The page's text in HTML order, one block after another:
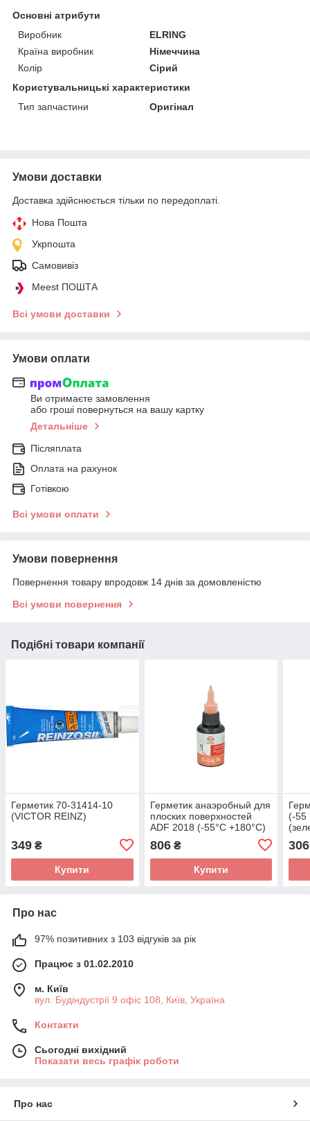
Основні атрибути
Виробник
ELRING
Країна виробник
Німеччина
Колір
Сірий
Користувальницькі характеристики
Тип запчастини
Оригінал
Умови доставки
Доставка здійснюється тільки по передоплаті.
Нова Пошта
Укрпошта
Самовивіз
Meest ПОШТА
Всі умови доставки
Умови оплати
Ви отримаєте замовлення
або гроші повернуться на вашу картку
Детальніше
Післяплата
Оплата на рахунок
Готівкою
Всі умови оплати
Умови повернення
Повернення товару впродовж 14 днів за домовленістю
Всі умови повернення
Подібні товари компанії
Герметик 70-31414-10
(VICTOR REINZ)
349 ₴
Купити
Герметик анаэробный для
плоских поверхностей
ADF 2018 (-55°C +180°C)
(ELRING)
806₴
Купити
(-55
306
Про нас
97% позитивних з 103 відгуків за рік
Працює з 01.02.2010
м. Київ
вул. Будіндустрії 9 офіс 108, Київ, Україна
Контакти
Сьогодні вихідний
Показати весь графік роботи
Про нас